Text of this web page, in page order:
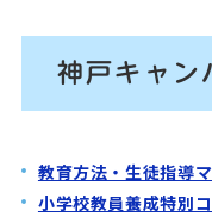
神戸キャン
教育方法・生徒指導
小学校教員養成特別